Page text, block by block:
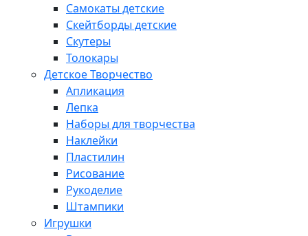
Самокаты детские
Скейтборды детские
Скутеры
Толокары
Детское Творчество
Апликация
Лепка
Наборы для творчества
Наклейки
Пластилин
Рисование
Рукоделие
Штампики
Игрушки